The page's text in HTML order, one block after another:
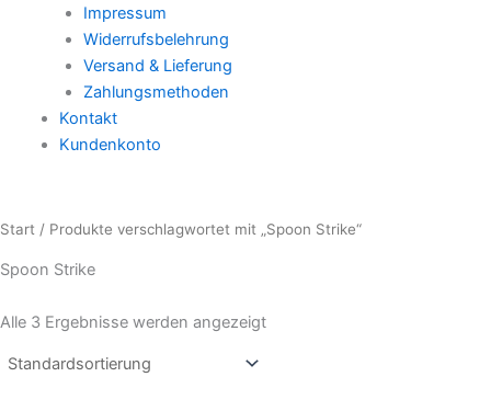
Impressum
Widerrufsbelehrung
Versand & Lieferung
Zahlungsmethoden
Kontakt
Kundenkonto
Start / Produkte verschlagwortet mit „Spoon Strike“
Spoon Strike
Alle 3 Ergebnisse werden angezeigt